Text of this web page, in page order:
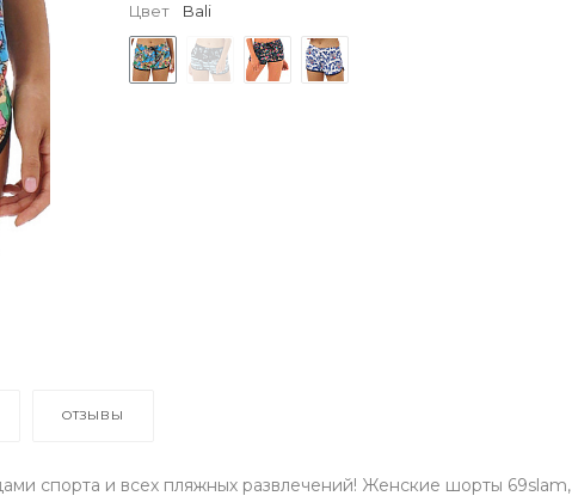
Цвет Bali
ОТЗЫВЫ
спорта и всех пляжных развлечений! Женские шорты 69slam,